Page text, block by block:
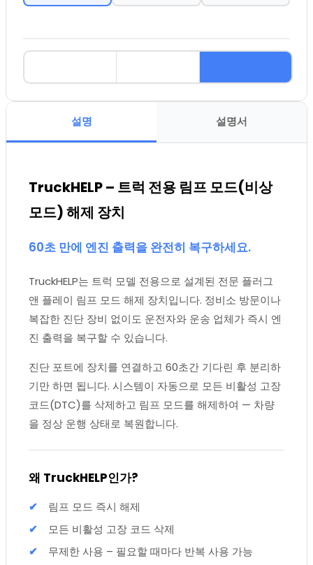
설명 설명서
TruckHELP – 트럭 전용 림프 모드(비상
모드) 해제 장치
60초 만에 엔진 출력을 완전히 복구하세요.
TruckHELP는 트럭 모델 전용으로 설계된 전문 플러그
앤 플레이 림프 모드 해제 장치입니다. 정비소 방문이나
복잡한 진단 장비 없이도 운전자와 운송 업체가 즉시 엔
진 출력을 복구할 수 있습니다.
진단 포트에 장치를 연결하고 60초간 기다린 후 분리하
기만 하면 됩니다. 시스템이 자동으로 모든 비활성 고장
코드(DTC)를 삭제하고 림프 모드를 해제하여 — 차량
을 정상 운행 상태로 복원합니다.
왜 TruckHELP인가?
림프 모드 즉시 해제
모든 비활성 고장 코드 삭제
무제한 사용 – 필요할 때마다 반복 사용 가능